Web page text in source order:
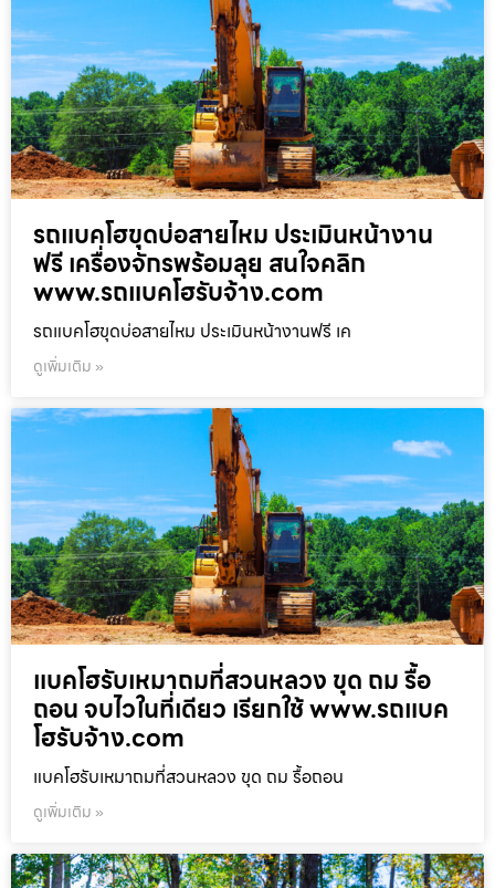
รถแบคโฮขุดบ่อสายไหม ประเมินหน้างาน
ฟรี เครื่องจักรพร้อมลุย สนใจคลิก
www.รถแบคโฮรับจ้าง.com
รถแบคโฮขุดบ่อสายไหม ประเมินหน้างานฟรี เค
ดูเพิ่มเติม »
แบคโฮรับเหมาถมที่สวนหลวง ขุด ถม รื้อ
ถอน จบไวในที่เดียว เรียกใช้ www.รถแบค
โฮรับจ้าง.com
แบคโฮรับเหมาถมที่สวนหลวง ขุด ถม รื้อถอน
ดูเพิ่มเติม »